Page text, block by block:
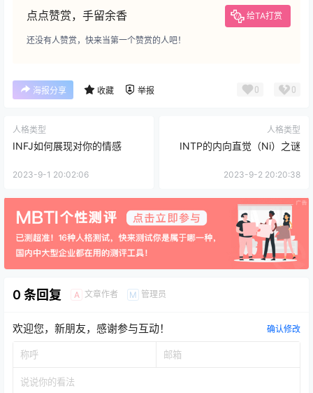
点点赞赏，手留余香 给TA打赏
还没有人赞赏，快来当第一个赞赏的人吧！
海报分享 收藏 举报 0 0
人格类型
INFJ如何展现对你的情感
2023-9-1 20:02:06
人格类型
INTP的内向直觉（Ni）之谜
2023-9-2 20:20:38
0 条回复 A 文章作者 M 管理员
欢迎您，新朋友，感谢参与互动！ 确认修改